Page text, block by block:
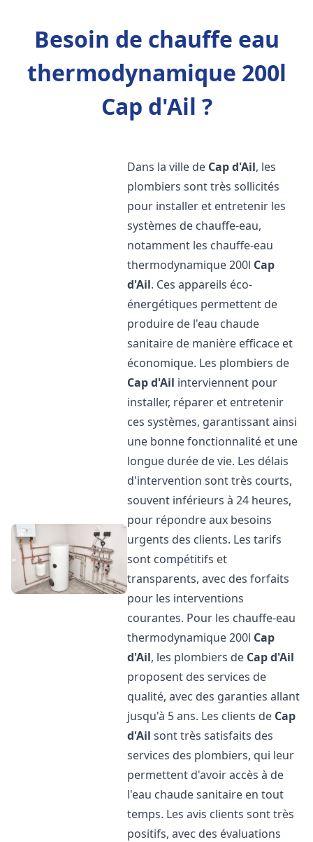
Besoin de chauffe eau
thermodynamique 200l
Cap d'Ail ?
Dans la ville de Cap d'Ail, les
plombiers sont très sollicités
pour installer et entretenir les
systèmes de chauffe-eau,
notamment les chauffe-eau
thermodynamique 200l Cap
d'Ail. Ces appareils éco-
énergétiques permettent de
produire de l'eau chaude
sanitaire de manière efficace et
économique. Les plombiers de
Cap d'Ail interviennent pour
installer, réparer et entretenir
ces systèmes, garantissant ainsi
une bonne fonctionnalité et une
longue durée de vie. Les délais
d'intervention sont très courts,
souvent inférieurs à 24 heures,
pour répondre aux besoins
urgents des clients. Les tarifs
sont compétitifs et
transparents, avec des forfaits
pour les interventions
courantes. Pour les chauffe-eau
thermodynamique 200l Cap
d'Ail, les plombiers de Cap d'Ail
proposent des services de
qualité, avec des garanties allant
jusqu'à 5 ans. Les clients de Cap
d'Ail sont très satisfaits des
services des plombiers, qui leur
permettent d'avoir accès à de
l'eau chaude sanitaire en tout
temps. Les avis clients sont très
positifs, avec des évaluations